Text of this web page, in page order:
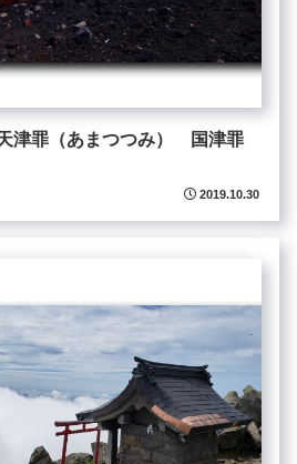
津罪（あまつつみ） 国津罪
2019.10.30